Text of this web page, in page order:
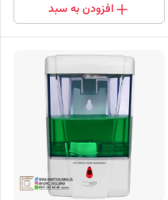
افزودن به سبد